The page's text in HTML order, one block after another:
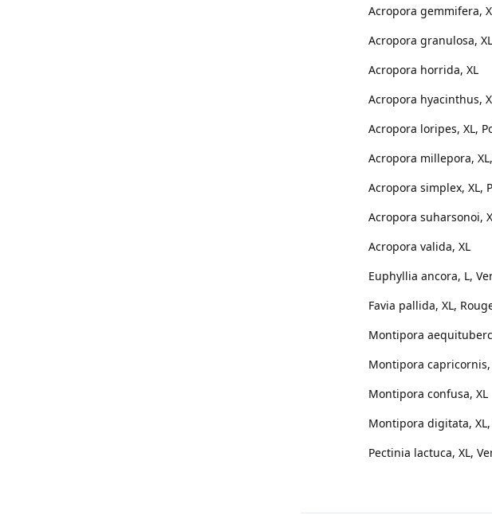
Acropora gemmifera,
Acropora granulosa,
Acropora horrida, XL
Acropora hyacinthus,
Acropora loripes, XL,
Acropora millepora,
Acropora simplex, XL,
Acropora suharsonoi,
Acropora valida, XL
Euphyllia ancora, L,
Favia pallida, XL,
Montipora
Montipora capricornis,
Montipora confusa, XL
Montipora digitata,
Pectinia lactuca, XL,